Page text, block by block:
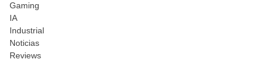
Gaming
IA
Industrial
Noticias
Reviews